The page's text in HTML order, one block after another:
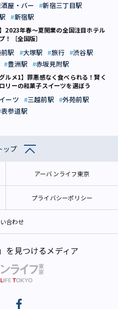
屋・バー
新宿三丁目駅
新宿駅
】2023年春～夏開業の全国注目ホテル
！［全国版］
駅 大塚駅 旅行
渋谷駅
豊洲駅 赤坂見附駅
ルメ1】罪悪感なく食べられる！賢く
リーの和菓子スイーツを選ぼう
ーツ 三越前駅
外苑前駅
表参道駅
ップ
アーバンライフ東京
プライバシーポリシー
合わせ
を見つけるメディア